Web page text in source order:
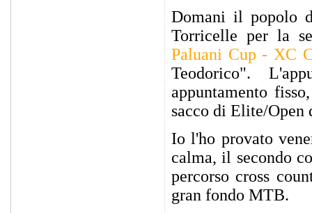
Domani il popolo
Torricelle per la
Paluani Cup - XC
Teodorico".
appuntamento
sacco di Elite/
Io l'ho provato
calma, il secondo
percorso cross
gran fondo MTB.